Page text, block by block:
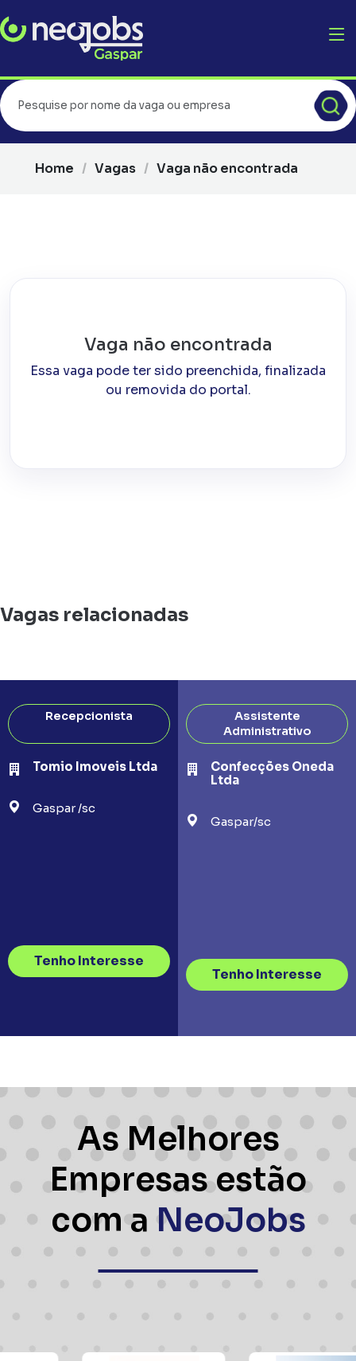
Home Vagas Vaga não encontrada
Vaga não encontrada
Essa vaga pode ter sido preenchida, finalizada
ou removida do portal.
Vagas relacionadas
Recepcionista
Tomio Imoveis Ltda
Gaspar /sc
Tenho Interesse
Assistente
Administrativo
Confecções Oneda
Ltda
Gaspar/sc
Tenho Interesse
As Melhores
Empresas estão
com a NeoJobs